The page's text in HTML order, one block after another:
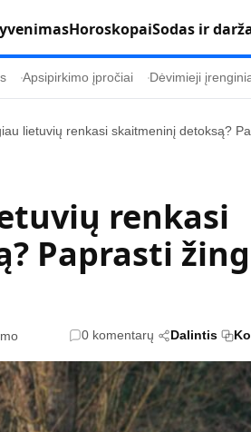
HoroskopaiSodas ir
Sodas ir daržas
Sveikata ir grožis
Tvari mada
Apsipirkimo įpročiai Dėvimieji
lietuvių renkasi skaitmeninį detoksą?
renkasi
Paprasti
0 komentarų Dalintis